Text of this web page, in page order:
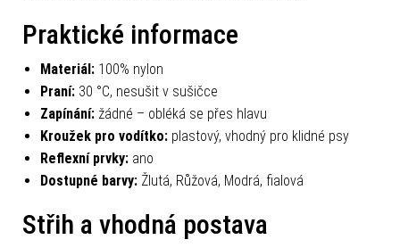
Praktické informace
Materiál: 100% nylon
Praní: 30 °C, nesušit v sušičce
Zapínání: žádné – obléká se přes hlavu
Kroužek pro vodítko: plastový, vhodný pro klidné psy
Reflexní prvky: ano
Dostupné barvy: Žlutá, Růžová, Modrá, fialová
Střih a vhodná postava